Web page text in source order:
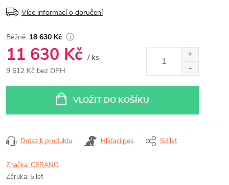
Více informací o doručení
18 630 Kč
11 630 Kč / ks
9 612 Kč bez DPH
VLOŽIT DO KOŠÍKU
Dotaz k produktu Hlídací pes Sdílet
Značka:CERANO
Záruka: 5 let